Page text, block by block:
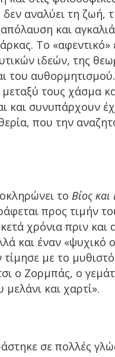
αναλύει τη ζωή,
και
Το
ιδεών, της
του
μεταξύ τους χάσμα
και συνυπάρχουν
που την
το Βίος
προς τιμήν
χρόνια πριν και
και έναν
με το
ο Ζορμπάς, ο
και χαρτί».
σε πολλές